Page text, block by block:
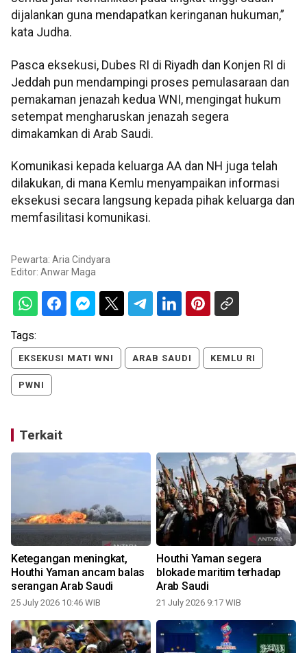
dijalankan guna mendapatkan keringanan hukuman,”
kata Judha.
Pasca eksekusi, Dubes RI di Riyadh dan Konjen RI di
Jeddah pun mendampingi proses pemulasaraan dan
pemakaman jenazah kedua WNI, mengingat hukum
setempat mengharuskan jenazah segera
dimakamkan di Arab Saudi.
Komunikasi kepada keluarga AA dan NH juga telah
dilakukan, di mana Kemlu menyampaikan informasi
eksekusi secara langsung kepada pihak keluarga dan
memfasilitasi komunikasi.
Pewarta: Aria Cindyara
Editor: Anwar Maga
Tags:
EKSEKUSI MATI WNI ARAB SAUDI KEMLU RI
PWNI
Terkait
Ketegangan meningkat,
Houthi Yaman ancam balas
serangan Arab Saudi
25 July 2026 10:46 WIB
Houthi Yaman segera
blokade maritim terhadap
Arab Saudi
21 July 2026 9:17 WIB